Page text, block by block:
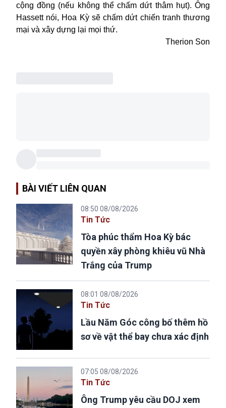
cộng đồng (nếu không thể chấm dứt thâm hụt). Ông
Hassett nói, Hoa Kỳ sẽ chấm dứt chiến tranh thương
mại và xây dựng lại mọi thứ.
Therion Son
BÀI VIẾT LIÊN QUAN
08:50 08/08/2026
Tin Tức
Tòa phúc thẩm Hoa Kỳ bác
quyền xây phòng khiêu vũ Nhà
Trắng của Trump
08:01 08/08/2026
Tin Tức
Lầu Năm Góc công bố thêm hồ
sơ về vật thể bay chưa xác định
07:05 08/08/2026
Tin Tức
Ông Trump yêu cầu DOJ xem